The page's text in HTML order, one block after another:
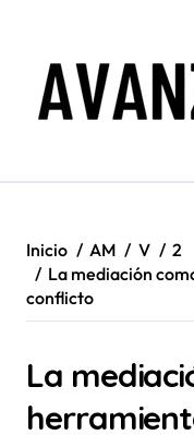
contenido
Inicio AM V
2
La mediación
conflicto
La